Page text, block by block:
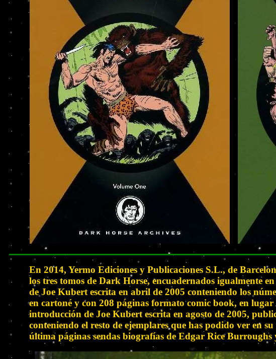
En 2014, Yermo Ediciones y Publicaciones S.L., de
los tres tomos de Dark Horse, encuadernados
de Joe Kubert escrita en abril de 2005 conteniendo los
en cartoné y con 208 páginas formato comic book, en
introducción de Joe Kubert escrita en agosto de 2005,
conteniendo el resto de ejemplares que has podido ver en
última páginas sendas biografías de Edgar Rice Burroughs